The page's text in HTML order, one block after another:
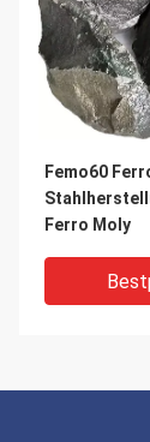
Femo60
Ferro Moly